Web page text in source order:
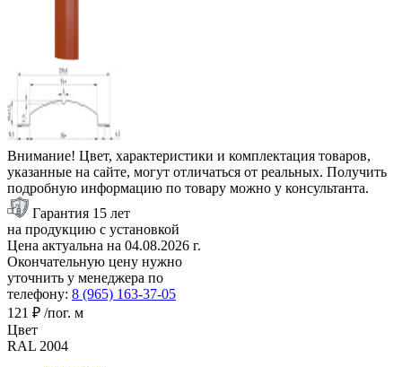
Внимание! Цвет, характеристики и комплектация товаров,
указанные на сайте, могут отличаться от реальных. Получить
подробную информацию по товару можно у консультанта.
Гарантия 15 лет
на продукцию с установкой
Цена актуальна на 04.08.2026 г.
Окончательную цену нужно
уточнить у менеджера по
телефону: 8 (965) 163-37-05
121 ₽ /пог. м
Цвет
RAL 2004